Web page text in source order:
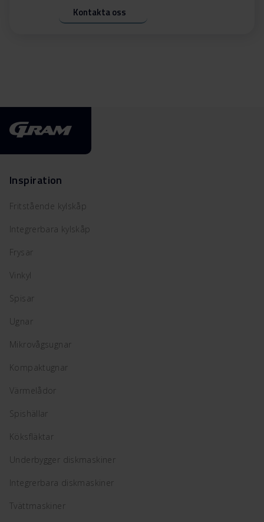
Kontakta oss
Inspiration
Fritstående kylskåp
Integrerbara kylskåp
Frysar
Vinkyl
Spisar
Ugnar
Mikrovågsugnar
Kompaktugnar
Värmelådor
Spishällar
Köksfläktar
Underbygger diskmaskiner
Integrerbara diskmaskiner
Tvättmaskiner